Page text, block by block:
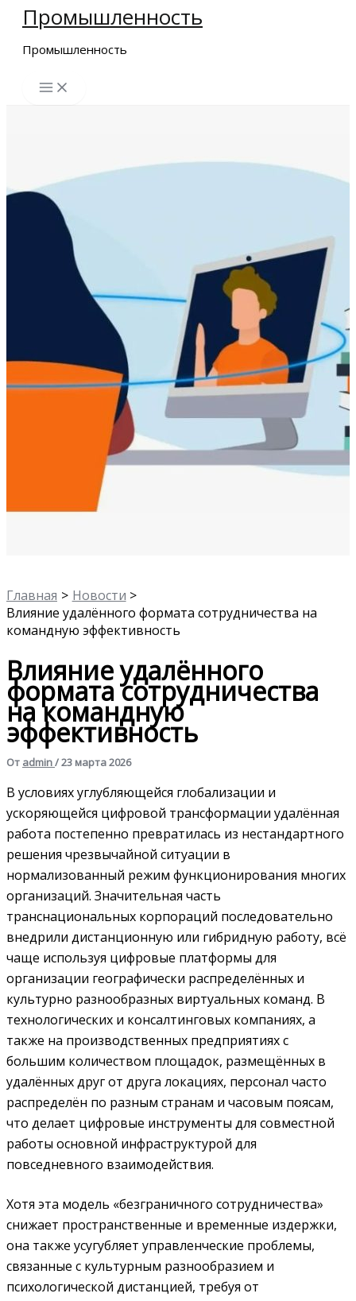
Перейти
содержимому
Промышленность
Промышленность
Главная
Новости
Влияние удалённого формата сотрудничества на
командную эффективность
Влияние удалённого
формата сотрудничества
на командную
эффективность
От admin/23 марта 2026
В условиях углубляющейся глобализации и
ускоряющейся цифровой трансформации удалённая
работа постепенно превратилась из нестандартного
решения чрезвычайной ситуации в
нормализованный режим функционирования многих
организаций. Значительная часть
транснациональных корпораций последовательно
внедрили дистанционную или гибридную работу, всё
чаще используя цифровые платформы для
организации географически распределённых и
культурно разнообразных виртуальных команд. В
технологических и консалтинговых компаниях, а
также на производственных предприятиях с
большим количеством площадок, размещённых в
удалённых друг от друга локациях, персонал часто
распределён по разным странам и часовым поясам,
что делает цифровые инструменты для совместной
работы основной инфраструктурой для
повседневного взаимодействия.
Хотя эта модель «безграничного сотрудничества»
снижает пространственные и временные издержки,
она также усугубляет управленческие проблемы,
связанные с культурным разнообразием и
психологической дистанцией, требуя от